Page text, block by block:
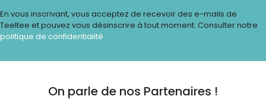
En vous inscrivant, vous acceptez de recevoir des e-mails de
Teeltee et pouvez vous désinscrire à tout moment. Consulter notre
politique de confidentialité.
On parle de nos Partenaires !